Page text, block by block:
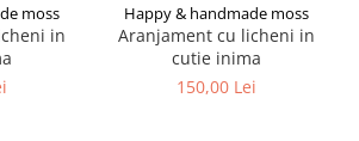
moss
in
Happy & handmade moss
Aranjament cu licheni in
cutie inima
150,00 Lei